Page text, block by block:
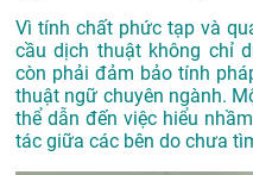
Vì tính chất phức tạp và
cầu dịch thuật không chỉ
còn phải đảm bảo tính
thuật ngữ chuyên ngành.
thể dẫn đến việc hiểu
tác giữa các bên do chưa